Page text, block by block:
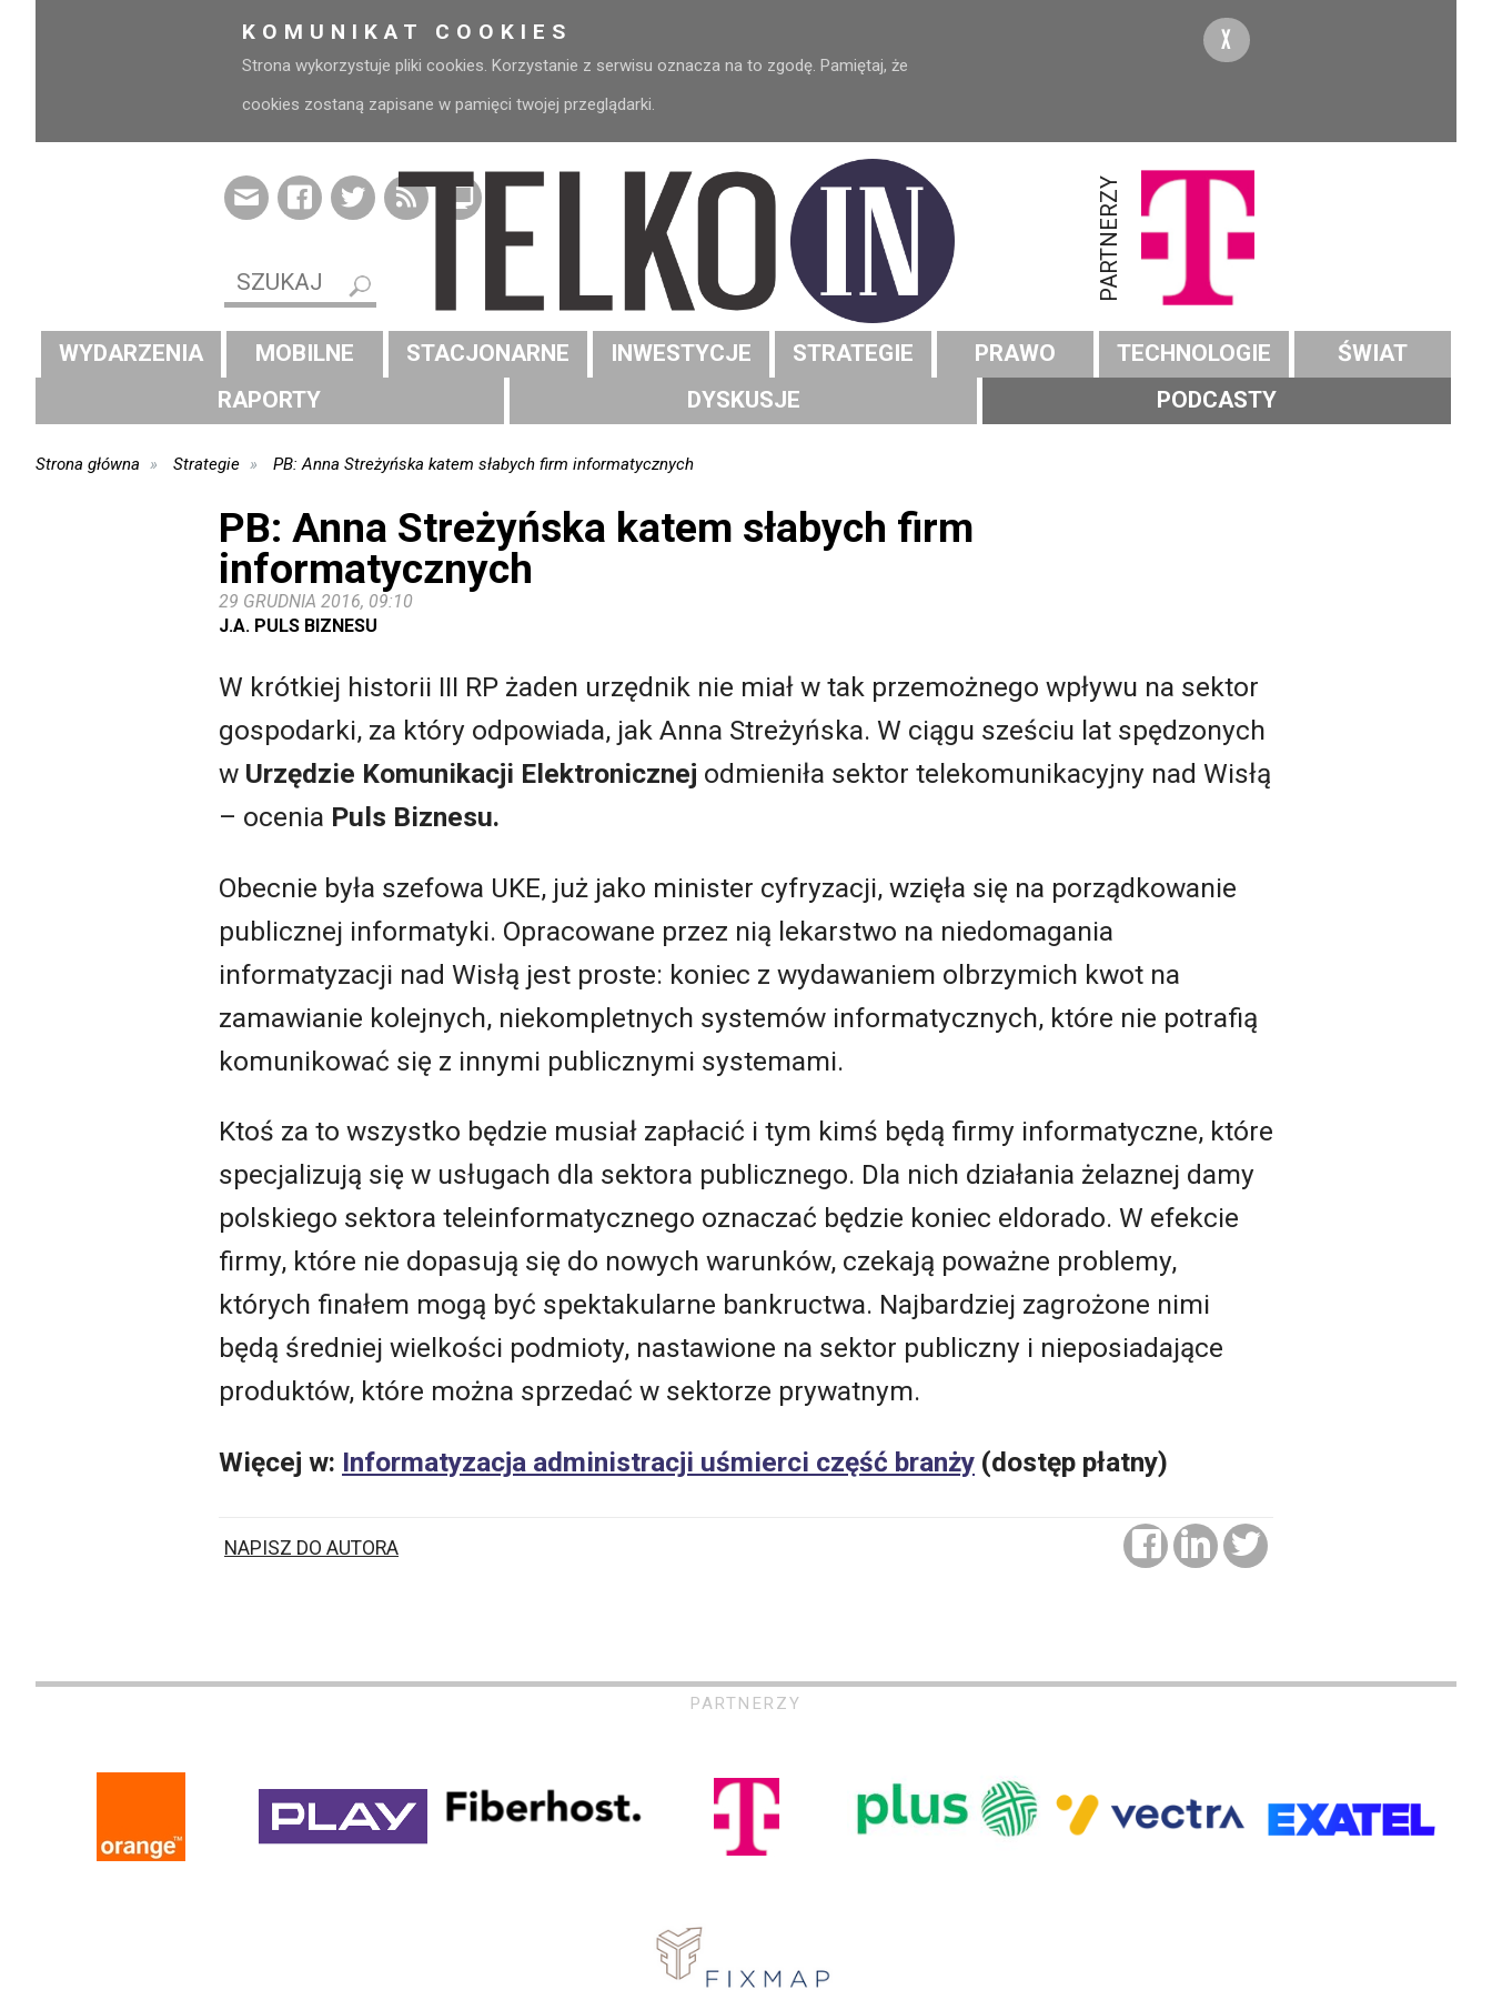
KOMUNIKAT COOKIES
Strona wykorzystuje pliki cookies. Korzystanie z serwisu oznacza na to zgodę. Pamiętaj, że
cookies zostaną zapisane w pamięci twojej przeglądarki.
X
PARTNERZY
WYDARZENIA MOBILNE STACJONARNE INWESTYCJE STRATEGIE PRAWO TECHNOLOGIE
ŚWIAT
RAPORTY
DYSKUSJE PODCASTY
Strona główna Strategie PB: Anna Streżyńska katem słabych firm informatycznych
PB: Anna Streżyńska katem słabych firm
informatycznych
29 GRUDNIA 2016, 09:10
J.A. PULS BIZNESU
W krótkiej historii III RP żaden urzędnik nie miał w tak przemożnego wpływu na sektor
gospodarki, za który odpowiada, jak Anna Streżyńska. W ciągu sześciu lat spędzonych
w Urzędzie Komunikacji Elektronicznej odmieniła sektor telekomunikacyjny nad Wisłą
– ocenia Puls Biznesu.
Obecnie była szefowa UKE, już jako minister cyfryzacji, wzięła się na porządkowanie
publicznej informatyki. Opracowane przez nią lekarstwo na niedomagania
informatyzacji nad Wisłą jest proste: koniec z wydawaniem olbrzymich kwot na
zamawianie kolejnych, niekompletnych systemów informatycznych, które nie potrafią
komunikować się z innymi publicznymi systemami.
Ktoś za to wszystko będzie musiał zapłacić i tym kimś będą firmy informatyczne, które
specjalizują się w usługach dla sektora publicznego. Dla nich działania żelaznej damy
polskiego sektora teleinformatycznego oznaczać będzie koniec eldorado. W efekcie
firmy, które nie dopasują się do nowych warunków, czekają poważne problemy,
których finałem mogą być spektakularne bankructwa. Najbardziej zagrożone nimi
będą średniej wielkości podmioty, nastawione na sektor publiczny i nieposiadające
produktów, które można sprzedać w sektorze prywatnym.
Więcej w: Informatyzacja administracji uśmierci część branży (dostęp płatny)
NAPISZ DO AUTORA
PARTNERZY